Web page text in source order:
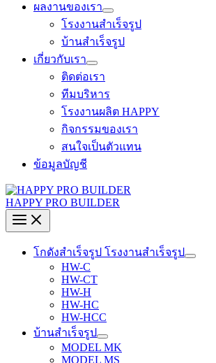
ผลงานของเรา
โรงงานสำเร็จรูป
บ้านสำเร็จรูป
เกี่ยวกับเรา
ติดต่อเรา
ทีมบริหาร
โรงงานผลิต HAPPY
กิจกรรมของเรา
สนใจเป็นตัวแทน
ข้อมูลบัญชี
HAPPY PRO BUILDER
โกดังสำเร็จรูป โรงงานสำเร็จรูป
HW-C
HW-CT
HW-H
HW-HC
HW-HCC
บ้านสำเร็จรูป
MODEL MK
MODEL MS